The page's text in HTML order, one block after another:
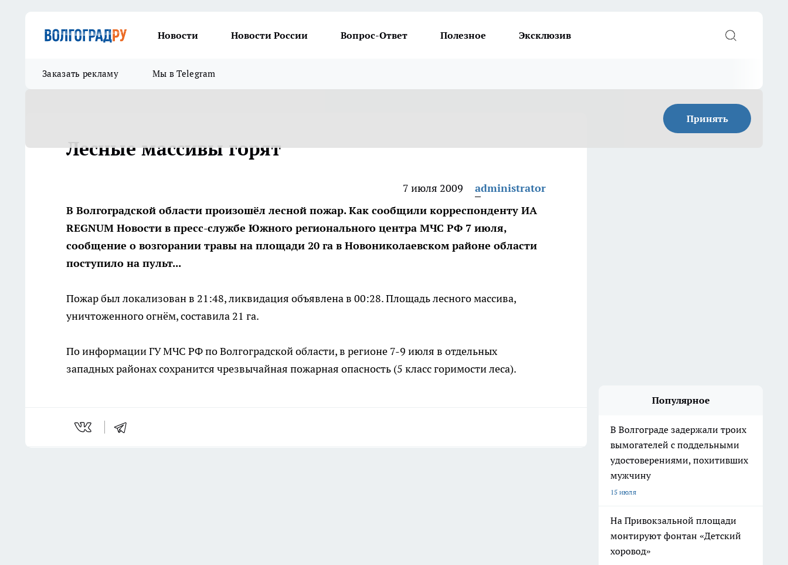
Новости Новости России Вопрос-Ответ Полезное Эксклюзив
Заказать рекламу Мы в Telegram
Принять
Лесные массивы горят
7 июля 2009
administrator
В Волгоградской области произошёл лесной пожар. Как сообщили корреспонденту ИА
REGNUM Новости в пресс-службе Южного регионального центра МЧС РФ 7 июля,
сообщение о возгорании травы на площади 20 га в Новониколаевском районе области
поступило на пульт...
Пожар был локализован в 21:48, ликвидация объявлена в 00:28. Площадь лесного массива,
уничтоженного огнём, составила 21 га.
По информации ГУ МЧС РФ по Волгоградской области, в регионе 7-9 июля в отдельных
западных районах сохранится чрезвычайная пожарная опасность (5 класс горимости леса).
Популярное